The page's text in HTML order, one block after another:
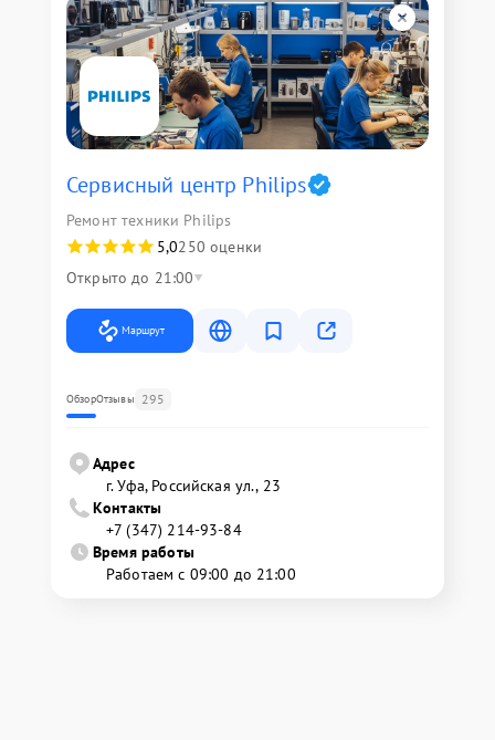
Сервисный центр Philips
Ремонт техники Philips
5,0250 оценки
Открыто до 21:00
Маршрут
ОбзорОтзывы 295
Адрес
г. Уфа, Российская ул., 23
Контакты
+7 (347) 214-93-84
Время работы
Работаем с 09:00 до 21:00